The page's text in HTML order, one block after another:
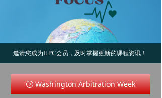
邀请您成为ILPC会员，及时掌握更新的课程资讯！
ꄤ Washington Arbitration Week